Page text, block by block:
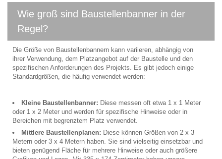
Wie groß sind Baustellenbanner in der
Regel?
Die Größe von Baustellenbannern kann variieren, abhängig von
ihrer Verwendung, dem Platzangebot auf der Baustelle und den
spezifischen Anforderungen des Projekts. Es gibt jedoch einige
Standardgrößen, die häufig verwendet werden:
Kleine Baustellenbanner: Diese messen oft etwa 1 x 1 Meter
oder 1 x 2 Meter und werden für spezifische Hinweise oder in
Bereichen mit begrenztem Platz verwendet.
Mittlere Baustellenplanen: Diese können Größen von 2 x 3
Metern oder 3 x 4 Metern haben. Sie sind vielseitig einsetzbar und
bieten genügend Fläche für mehrere Hinweise oder auch größere